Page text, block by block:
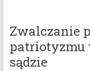
w
służbie
Polski
Zwalczanie
sądzie